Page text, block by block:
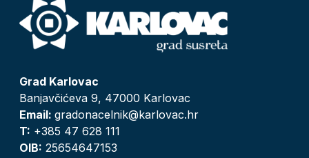
Grad Karlovac
Banjavčićeva 9, 47000 Karlovac
Email: gradonacelnik@karlovac.hr
T: +385 47 628 111
OIB: 25654647153